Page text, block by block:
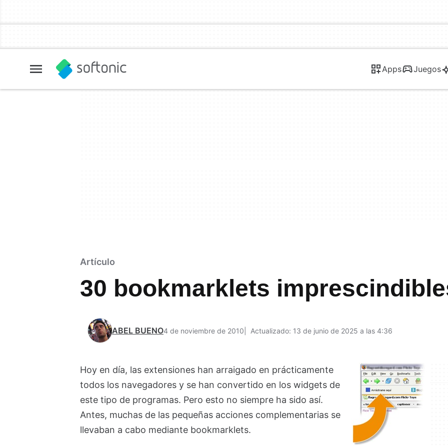
Apps Juegos
Artículo
30 bookmarklets
ABEL BUENO4 de noviembre de 2010 Actualizado: 13 de junio de 2025 a las 4:36
Hoy en día, las extensiones han arraigado en prácticamente
todos los navegadores y se han convertido en los widgets de
este tipo de programas. Pero esto no siempre ha sido así.
Antes, muchas de las pequeñas acciones complementarias se
llevaban a cabo mediante bookmarklets.